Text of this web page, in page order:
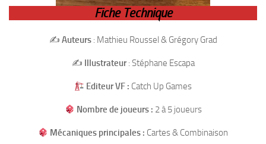
Fiche Technique
✍️ Auteurs: Mathieu Roussel & Grégory Grad
✍️ Illustrateur: Stéphane Escapa
Editeur VF : Catch Up Games
Nombre de joueurs : 2 à 5 joueurs
Mécaniques principales : Cartes & Combinaison